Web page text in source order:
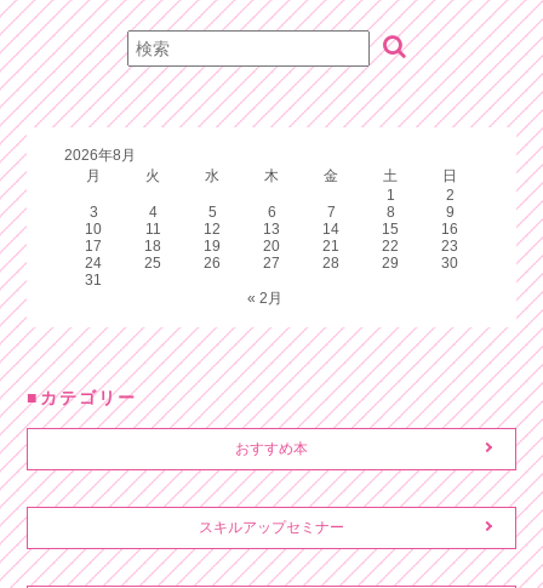
2026年8月
月
火 水 木 金 土
日
1
2
3
4 5 6 7 8
9
10
11 12 13 14 15
16
17
18 19 20 21 22
23
24
25 26 27 28 29
30
31
« 2月
カテゴリー
おすすめ本
スキルアップセミナー